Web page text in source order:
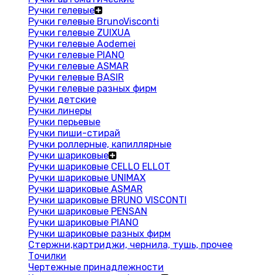
Ручки гелевые
Ручки гелевые BrunoVisconti
Ручки гелевые ZUIXUA
Ручки гелевые Aodemei
Ручки гелевые PIANO
Ручки гелевые ASMAR
Ручки гелевые BASIR
Ручки гелевые разных фирм
Ручки детские
Ручки линеры
Ручки перьевые
Ручки пиши-стирай
Ручки роллерные, капиллярные
Ручки шариковые
Ручки шариковые CELLO ELLOT
Ручки шариковые UNIMAX
Ручки шариковые ASMAR
Ручки шариковые BRUNO VISCONTI
Ручки шариковые PENSAN
Ручки шариковые PIANO
Ручки шариковые разных фирм
Стержни,картриджи, чернила, тушь, прочее
Точилки
Чертежные принадлежности